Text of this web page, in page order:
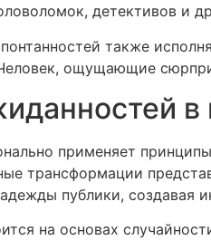
детективов и
также
ощущающие
в
применяет
трансформации
публики, создавая
на основах